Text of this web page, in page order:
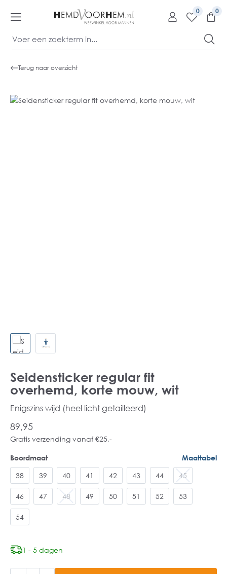
0
Terug naar overzicht
Seidensticker regular fit
overhemd, korte mouw, wit
Enigszins wijd (heel licht getailleerd)
89,95
Gratis verzending vanaf €25,-
Boordmaat Maattabel
38 39 40 41 42 43 44 45
46 47 48 49 50 51 52 53
54
1 - 5 dagen